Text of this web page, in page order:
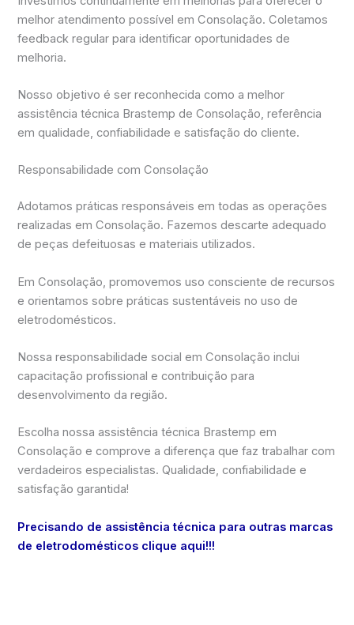
melhor atendimento possível em Consolação. Coletamos
feedback regular para identificar oportunidades de
melhoria.
Nosso objetivo é ser reconhecida como a melhor
assistência técnica Brastemp de Consolação, referência
em qualidade, confiabilidade e satisfação do cliente.
Responsabilidade com Consolação
Adotamos práticas responsáveis em todas as operações
realizadas em Consolação. Fazemos descarte adequado
de peças defeituosas e materiais utilizados.
Em Consolação, promovemos uso consciente de recursos
e orientamos sobre práticas sustentáveis no uso de
eletrodomésticos.
Nossa responsabilidade social em Consolação inclui
capacitação profissional e contribuição para
desenvolvimento da região.
Escolha nossa assistência técnica Brastemp em
Consolação e comprove a diferença que faz trabalhar com
verdadeiros especialistas. Qualidade, confiabilidade e
satisfação garantida!
Precisando de assistência técnica para outras marcas
de eletrodomésticos clique aqui!!!